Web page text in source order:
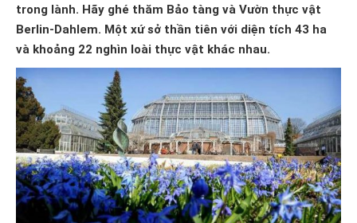
trong lành. Hãy ghé thăm Bảo tàng và Vườn thực vật
Berlin-Dahlem. Một xứ sở thần tiên với diện tích 43 ha
và khoảng 22 nghìn loài thực vật khác nhau.